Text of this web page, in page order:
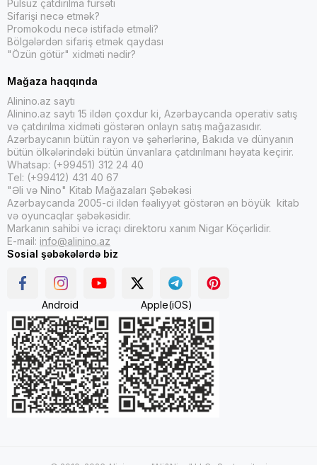
Pulsuz çatdırılma fürsəti
Sifarişi necə etmək?
Promokodu necə istifadə etməli?
Bölgələrdən sifariş etmək qaydası
"Özün götür" xidməti nədir?
Mağaza haqqında
Alinino.az saytı
Alinino.az saytı 15 ildən çoxdur ki, Azərbaycanda operativ satış
və çatdırılma xidməti göstərən onlayn satış mağazasıdır.
Azərbaycanın bütün rayon və şəhərlərinə, Bakıda və dünyanın
bütün ölkələrindəki bütün ünvanlara çatdırılmanı həyata keçirir.
Whatsap: (+99451) 312 24 40
Tel: (+99412) 431 40 67
"Əli və Nino" Kitab Mağazaları Şəbəkəsi
Azərbaycanda 2005-ci ildən fəaliyyət göstərən ən böyük kitab
və oyuncaqlar şəbəkəsidir.
Markanın sahibi və icraçı direktoru xanım Nigar Köçərlidir.
E-mail: info@alinino.az
Sosial şəbəkələrdə biz
Android Apple(iOS)